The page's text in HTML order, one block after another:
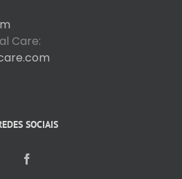
Care:
SOCIAIS